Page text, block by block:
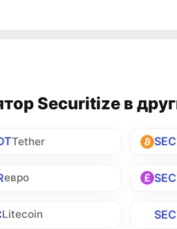
Securitize в
Tether
евро
Litecoin